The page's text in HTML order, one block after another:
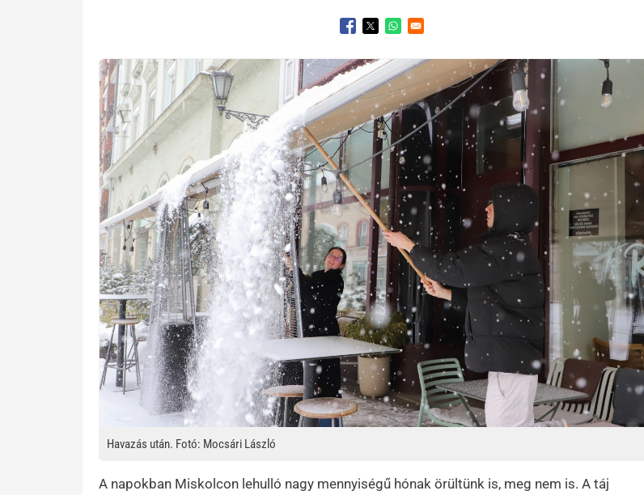
Opens in a new window
Opens in a new window
Opens in a new window
Kép
Havazás után. Fotó: Mocsári László
A napokban Miskolcon lehulló nagy mennyiségű hónak örültünk is, meg nem is. A táj